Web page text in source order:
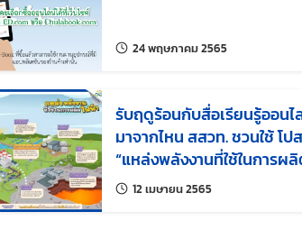
24 พฤษภาคม 2565แก้ไขล่าสุดเมื่อ:
รับฤดูร้อนกับสื่อเรียนรู้ออนไ
มาจากไหน สสวท. ชวนใช้ โ
“แหล่งพลังงานที่ใช้ในการผ
12 เมษายน 2565แก้ไขล่าสุดเมื่อ: